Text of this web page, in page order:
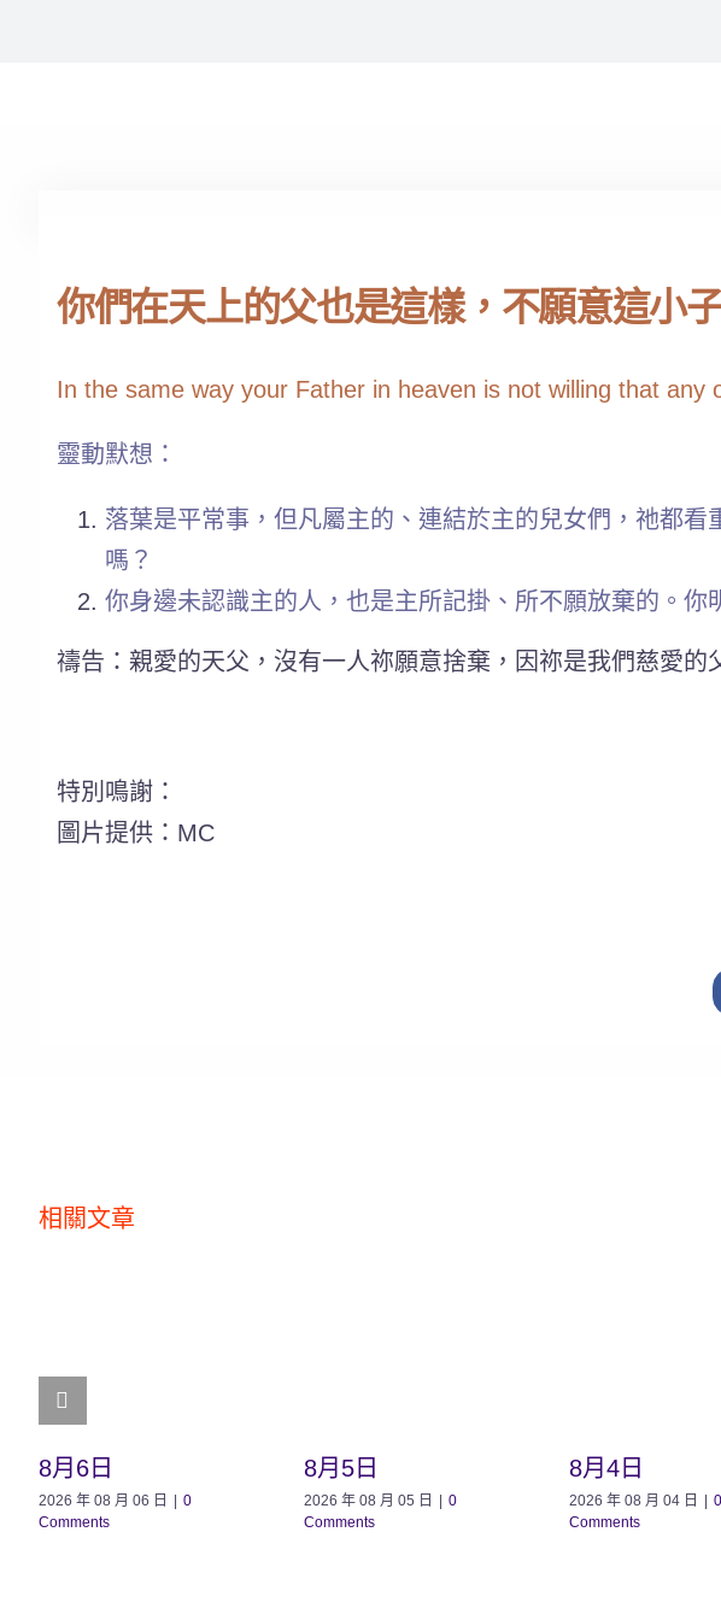
你們在天上的父也是這樣，不願意這小
In the same way your Father in heaven is not willing that any
靈動默想：
落葉是平常事，但凡屬主的、連結於主的兒女們，祂都
嗎？
你身邊未認識主的人，也是主所記掛、所不願放棄的。
禱告：親愛的天父，沒有一人祢願意捨棄，因祢是我們慈愛
特別鳴謝：
圖片提供：MC
相關文章
8月6日
2026 年 08 月 06 日
0
Comments
8月5日
2026 年 08 月 05 日
0
Comments
8月4日
2026 年 08 月 04 日
0
Comments